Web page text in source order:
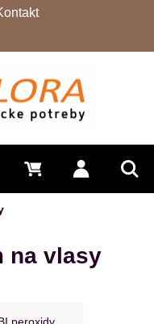
Prihlásiť
0 €
na vlasy
peroxidy